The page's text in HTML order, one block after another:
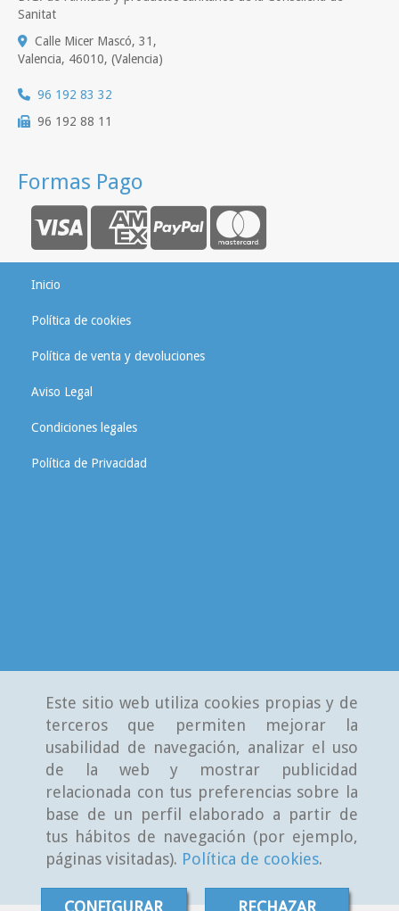
Este sitio web utiliza cookies propias y de
terceros que permiten mejorar la
usabilidad de navegación, analizar el uso
de la web y mostrar publicidad
relacionada con tus preferencias sobre la
base de un perfil elaborado a partir de
tus hábitos de navegación (por ejemplo,
páginas visitadas). Política de cookies.
Sanitat
Calle Micer Mascó, 31,
Valencia, 46010, (Valencia)
96 192 83 32
96 192 88 11
Formas Pago
Inicio
Política de cookies
Política de venta y devoluciones
Aviso Legal
Condiciones legales
Política de Privacidad